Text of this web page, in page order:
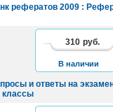
рефератов 2009 :
и ответы на
классы
310 руб.
В наличии